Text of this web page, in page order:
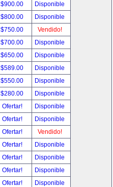
$900.00
Disponible
$800.00
Disponible
$750.00
Vendido!
$700.00
Disponible
$650.00
Disponible
$589.00
Disponible
$550.00
Disponible
$280.00
Disponible
Ofertar!
Disponible
Ofertar!
Disponible
Ofertar!
Vendido!
Ofertar!
Disponible
Ofertar!
Disponible
Ofertar!
Disponible
Ofertar!
Disponible